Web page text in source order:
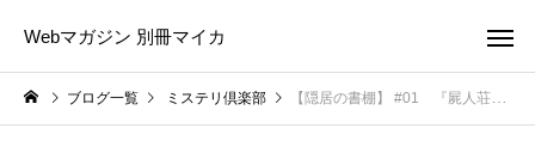
Webマガジン 別冊マイカ
ブログ一覧 ミステリ倶楽部 【隠居の書棚】 #01 『屍人荘の殺人』今村昌弘